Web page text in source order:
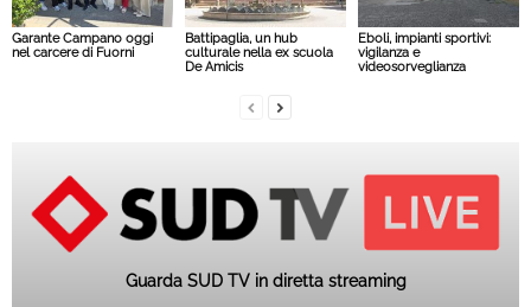
Garante Campano oggi
nel carcere di Fuorni
Battipaglia, un hub
culturale nella ex scuola
De Amicis
Eboli, impianti sportivi:
vigilanza e
videosorveglianza
Guarda SUD TV in diretta streaming